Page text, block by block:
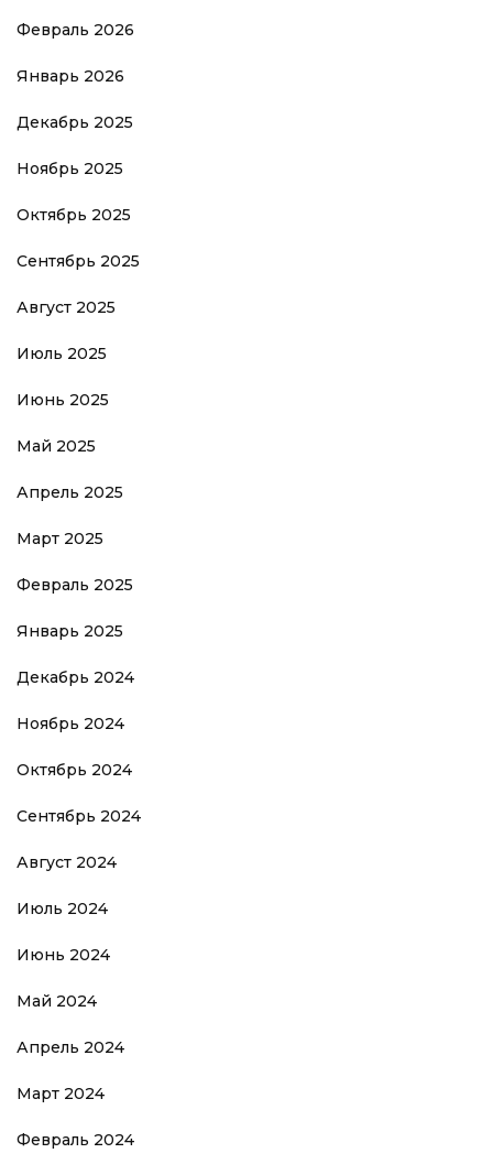
Февраль 2026
Январь 2026
Декабрь 2025
Ноябрь 2025
Октябрь 2025
Сентябрь 2025
Август 2025
Июль 2025
Июнь 2025
Май 2025
Апрель 2025
Март 2025
Февраль 2025
Январь 2025
Декабрь 2024
Ноябрь 2024
Октябрь 2024
Сентябрь 2024
Август 2024
Июль 2024
Июнь 2024
Май 2024
Апрель 2024
Март 2024
Февраль 2024